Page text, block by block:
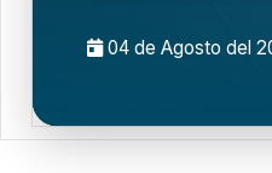
04 de Agosto del